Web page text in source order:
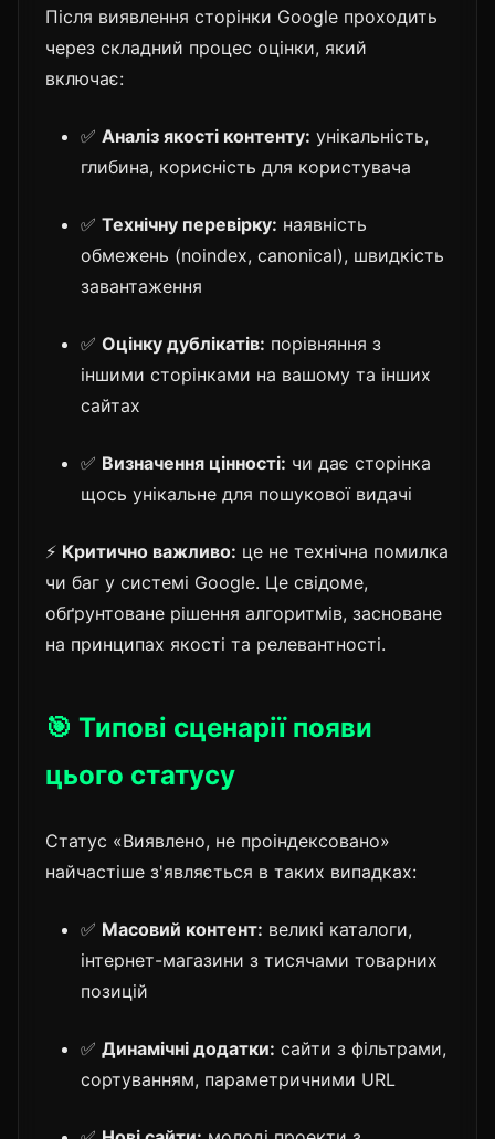
Після виявлення сторінки Google проходить
через складний процес оцінки, який
включає:
✅ Аналіз якості контенту: унікальність,
глибина, корисність для користувача
✅ Технічну перевірку: наявність
обмежень (noindex, canonical), швидкість
завантаження
✅ Оцінку дублікатів: порівняння з
іншими сторінками на вашому та інших
сайтах
✅ Визначення цінності: чи дає сторінка
щось унікальне для пошукової видачі
⚡ Критично важливо: це не технічна помилка
чи баг у системі Google. Це свідоме,
обґрунтоване рішення алгоритмів, засноване
на принципах якості та релевантності.
🎯 Типові сценарії появи
цього статусу
Статус «Виявлено, не проіндексовано»
найчастіше з'являється в таких випадках:
✅ Масовий контент: великі каталоги,
інтернет-магазини з тисячами товарних
позицій
✅ Динамічні додатки: сайти з фільтрами,
сортуванням, параметричними URL